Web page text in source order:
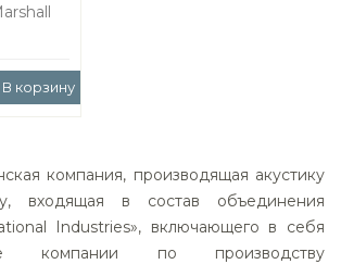
В корзину
компания, производящая акустику
входящая в состав объединения
Industries», включающего в себя
компании по производству